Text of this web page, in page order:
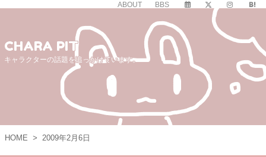
ABOUT BBS
CHARA PIT
キャラクターの話題を追っかけています。
HOME > 2009年2月6日